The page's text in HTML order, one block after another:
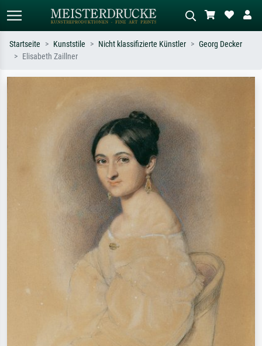
Sternennacht, Impressionismus, Welle
Hokusai, Akt.
Ölgemälde, Stehender Akt neben einem
Startseite Kunststile Nicht klassifizierte Künstler
Georg Decker
Elisabeth Zaillner